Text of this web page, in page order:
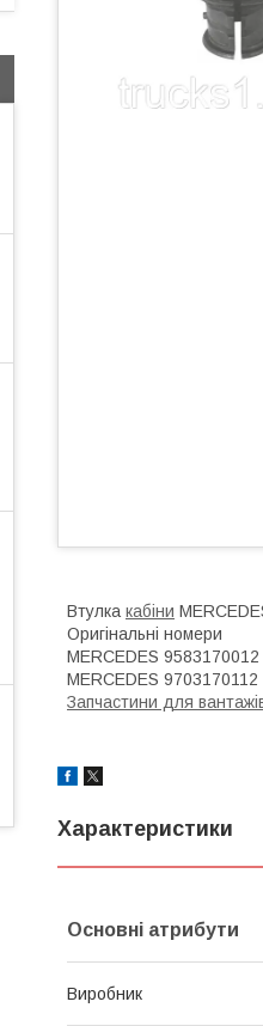
Втулка кабіни
Оригінальні номери
MERCEDES 9583170012
MERCEDES 9703170112
Запчастини для
Характеристики
Основні атрибути
Виробник